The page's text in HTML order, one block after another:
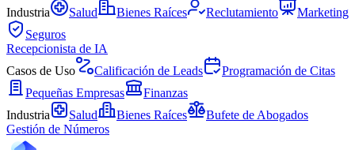
Industria
Salud Bienes Raíces Reclutamiento
Marketing
Seguros
Recepcionista de IA
Casos de Uso
Calificación de Leads
Programación de Citas
Pequeñas Empresas
Finanzas
Industria
Salud Bienes Raíces
Bufete de Abogados
Gestión de Números